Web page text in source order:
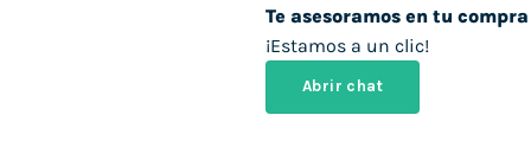
Te asesoramos en tu compra
¡Estamos a un clic!
Abrir chat